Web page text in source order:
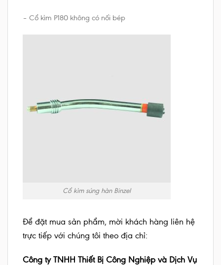
– Cổ kìm P180 không có nối bép
Cổ kìm súng hàn Binzel
Để đặt mua sản phẩm, mời khách hàng liên hệ
trực tiếp với chúng tôi theo địa chỉ:
Công ty TNHH Thiết Bị Công Nghiệp và Dịch Vụ